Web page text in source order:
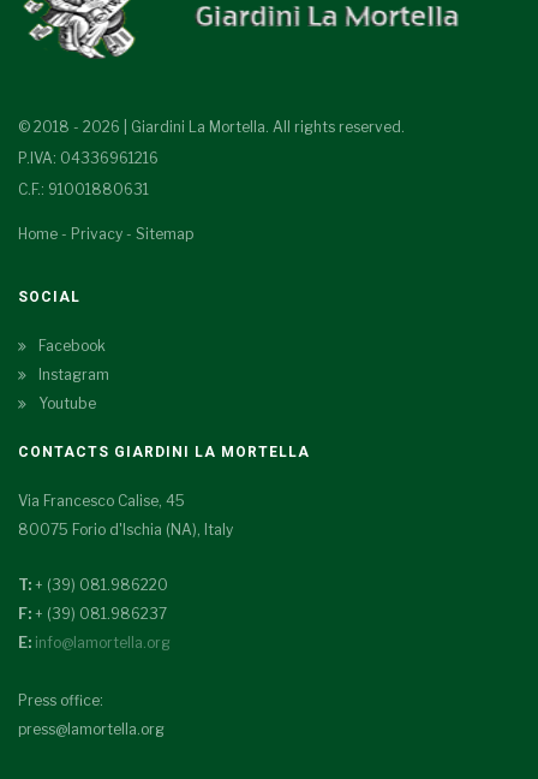
© 2018 - 2026 | Giardini La Mortella. All rights reserved.
P.IVA: 04336961216
C.F.: 91001880631
Home - Privacy - Sitemap
SOCIAL
Facebook
Instagram
Youtube
CONTACTS GIARDINI LA MORTELLA
Via Francesco Calise, 45
80075 Forio d'Ischia (NA), Italy
T: + (39) 081.986220
F: + (39) 081.986237
E: info@lamortella.org
Press office:
press@lamortella.org